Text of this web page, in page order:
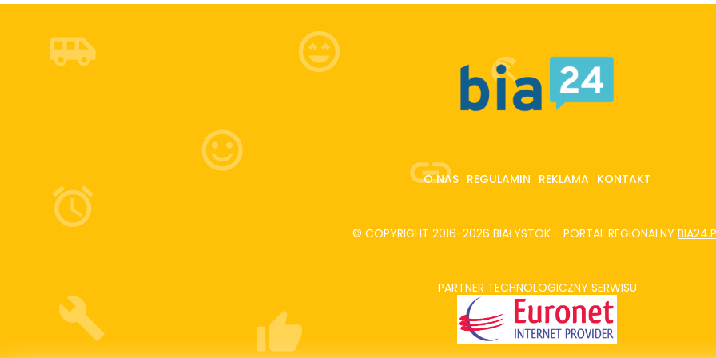
O NAS REGULAMIN REKLAMA KONTAKT
© COPYRIGHT 2016-2026 BIAŁYSTOK - PORTAL REGIONALNY
PARTNER TECHNOLOGICZNY SERWISU